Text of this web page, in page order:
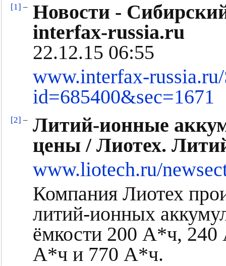
[1] – Новости -
interfax-russia.ru
22.12.15 06:55
www.interfax-
id=685400&sec=1671
[2] – Литий-ионные
цены / Лиотех.
www.liotech.ru/
Компания Лиотех
литий-ионных
ёмкости 200 А*ч,
А*ч и 770 А*ч.